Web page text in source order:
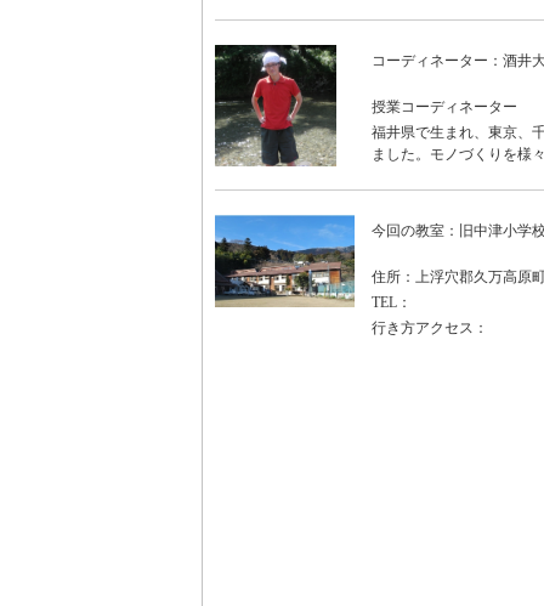
コーディネーター：酒井
授業コーディネーター
福井県で生まれ、東京、
ました。モノづくりを様
今回の教室：旧中津小学
住所：上浮穴郡久万高原
TEL：
行き方アクセス：